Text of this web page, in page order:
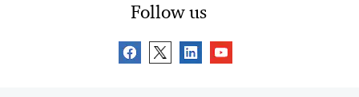
Follow us